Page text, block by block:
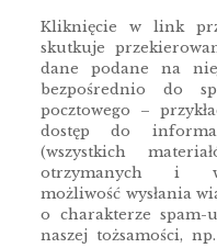
Kliknięcie w link
skutkuje
dane podane na
bezpośrednio do
pocztowego –
dostęp do
(wszystkich
otrzymanych i
możliwość wysłania
o charakterze
naszej tożsamości,